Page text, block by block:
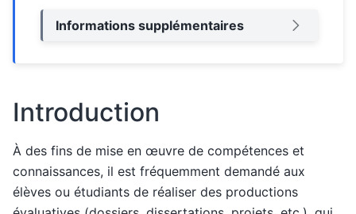
Informations supplémentaires
Introduction
À des fins de mise en œuvre de compétences et
connaissances, il est fréquemment demandé aux
élèves ou étudiants de réaliser des productions